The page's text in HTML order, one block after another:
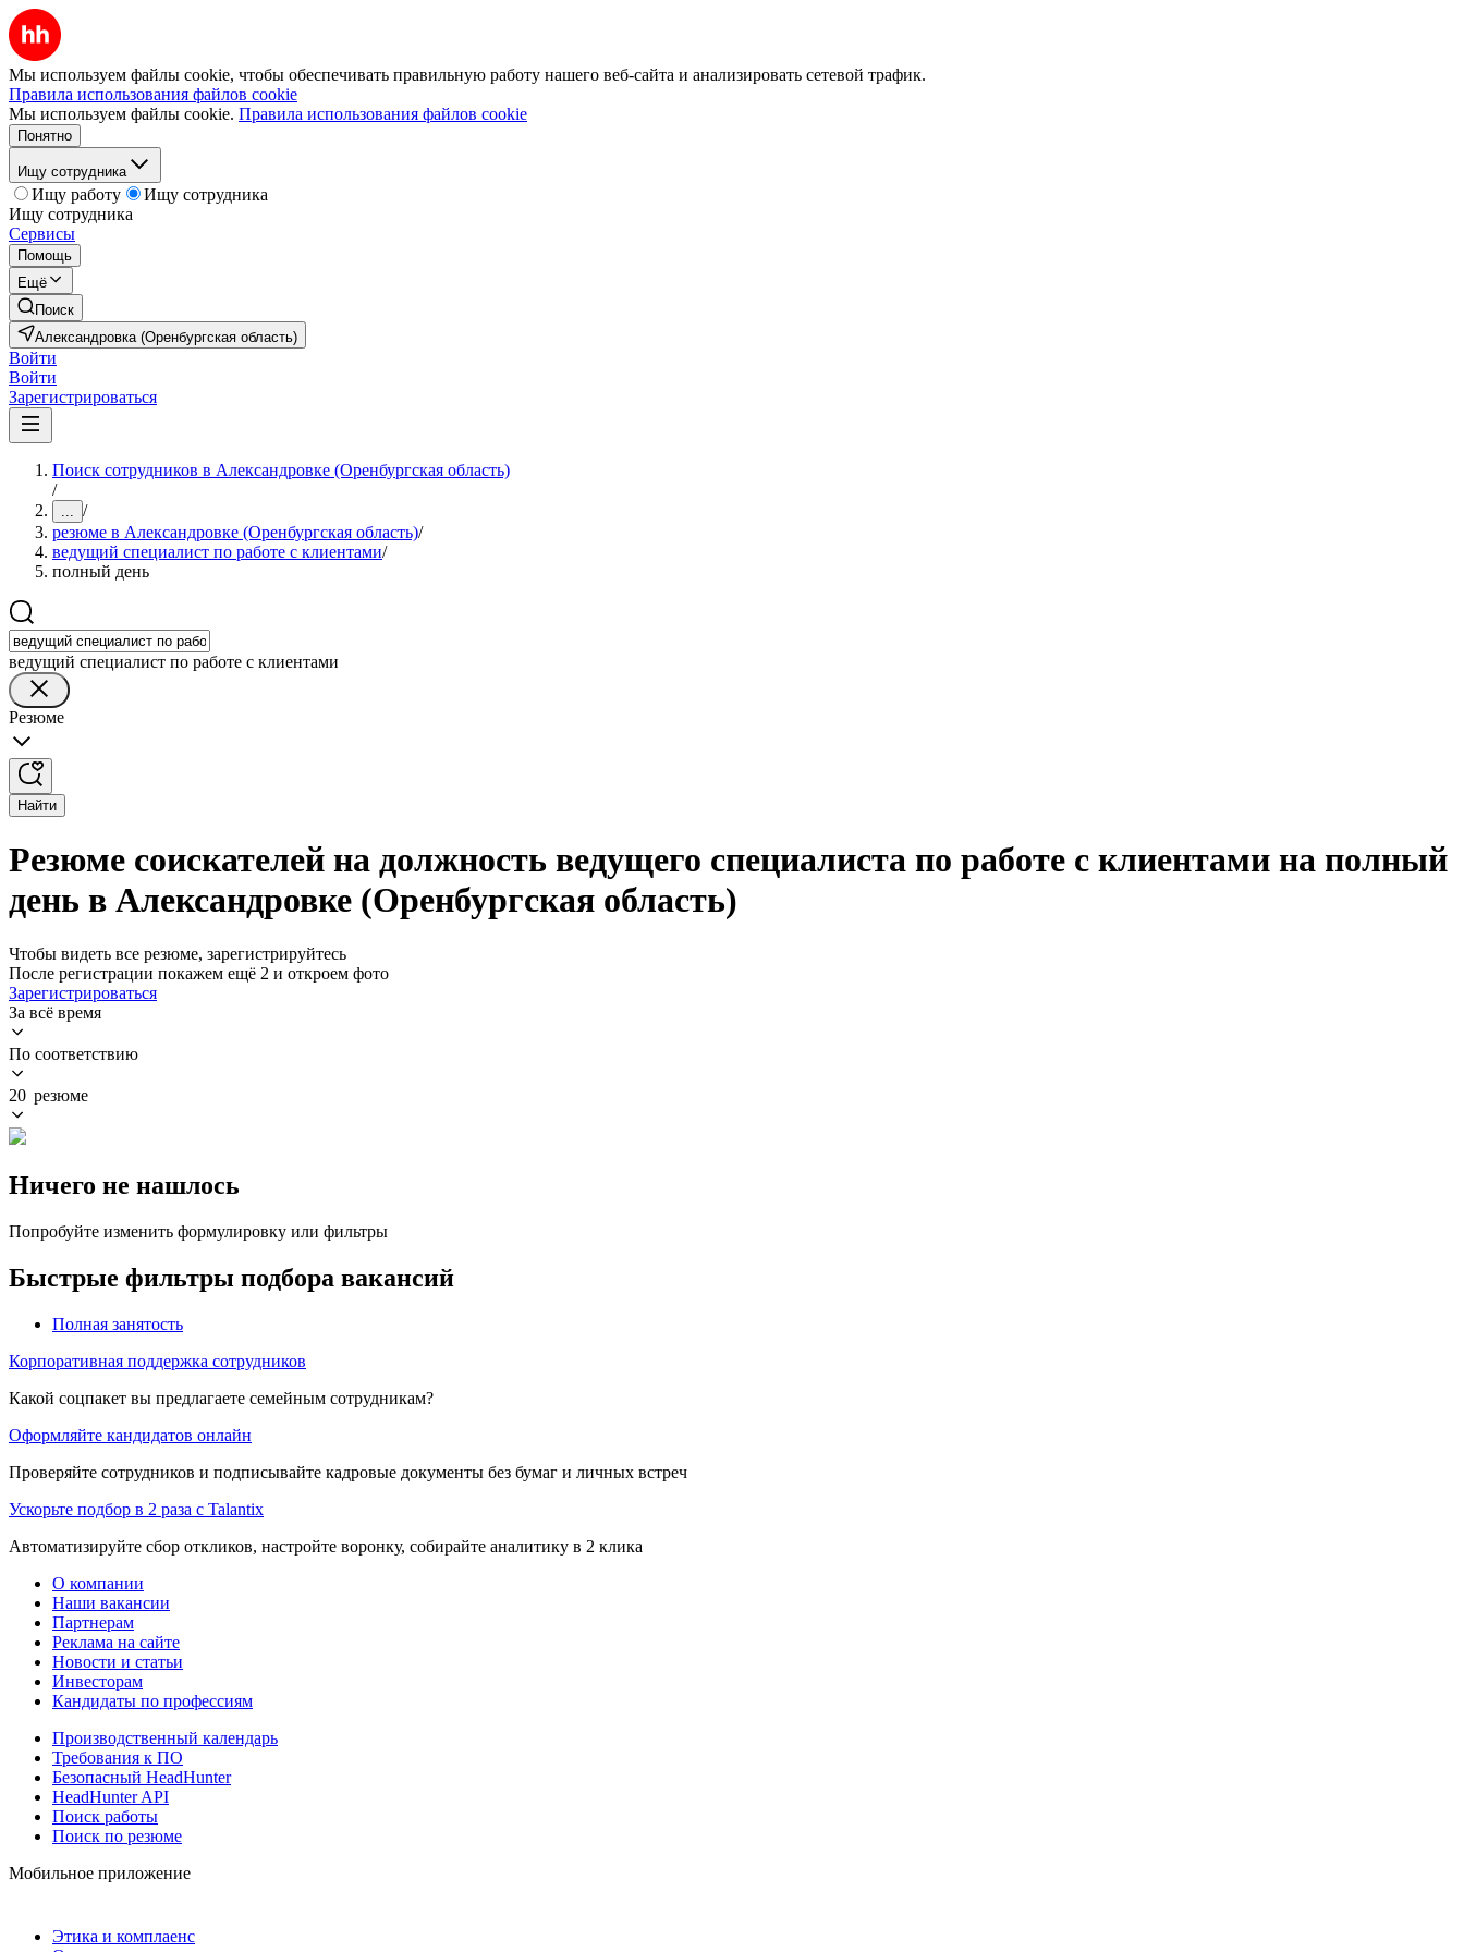
Мы используем файлы cookie, чтобы обеспечивать правильную работу нашего веб-сайта и анализировать сетевой трафик.
Правила использования файлов cookie
Мы используем файлы cookie. Правила использования файлов cookie
Понятно
Ищу сотрудника
Ищу работу
Ищу сотрудника
Ищу сотрудника
Сервисы
Помощь
Ещё
Поиск
Александровка (Оренбургская область)
Войти
Войти
Зарегистрироваться
Поиск сотрудников в Александровке (Оренбургская область)
/
... /
резюме в Александровке (Оренбургская область)/
ведущий специалист по работе с клиентами/
полный день
ведущий специалист по работе с клиентами
Резюме
Найти
Резюме соискателей на должность ведущего специалиста по работе с клиентами на полный
день в Александровке (Оренбургская область)
Чтобы видеть все резюме, зарегистрируйтесь
После регистрации покажем ещё 2 и откроем фото
Зарегистрироваться
За всё время
По соответствию
20 резюме
Ничего не нашлось
Попробуйте изменить формулировку или фильтры
Быстрые фильтры подбора вакансий
Полная занятость
Корпоративная поддержка сотрудников
Какой соцпакет вы предлагаете семейным сотрудникам?
Оформляйте кандидатов онлайн
Проверяйте сотрудников и подписывайте кадровые документы без бумаг и личных встреч
Ускорьте подбор в 2 раза с Talantix
Автоматизируйте сбор откликов, настройте воронку, собирайте аналитику в 2 клика
О компании
Наши вакансии
Партнерам
Реклама на сайте
Новости и статьи
Инвесторам
Кандидаты по профессиям
Производственный календарь
Требования к ПО
Безопасный HeadHunter
HeadHunter API
Поиск работы
Поиск по резюме
Мобильное приложение
Этика и комплаенс